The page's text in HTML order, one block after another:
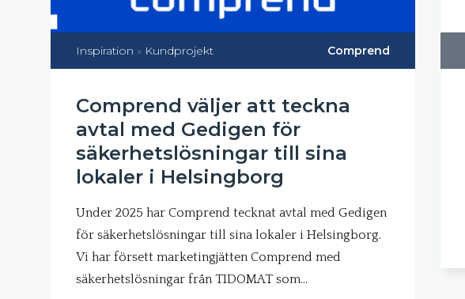
Inspiration » Kundprojekt Comprend
Comprend väljer att teckna
avtal med Gedigen för
säkerhetslösningar till sina
lokaler i Helsingborg
Under 2025 har Comprend tecknat avtal med Gedigen
för säkerhetslösningar till sina lokaler i Helsingborg.
Vi har försett marketingjätten Comprend med
säkerhetslösningar från TIDOMAT som…